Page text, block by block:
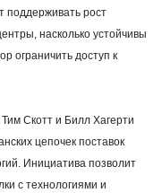
поддерживать рост
насколько устойчивы
ограничить доступ к
Скотт и Билл Хагерти
цепочек поставок
Инициатива позволит
с технологиями и